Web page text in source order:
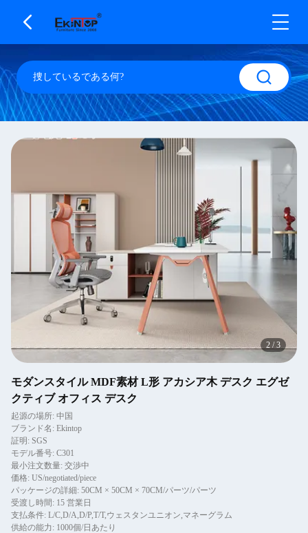
2 /3
モダンスタイル MDF素材 L形 アカシア木 デスク エグゼ
クティブ オフィス デスク
起源の場所: 中国
ブランド名: Ekintop
証明: SGS
モデル番号: C301
最小注文数量: 交渉中
価格: US/negotiated/piece
パッケージの詳細: 50CM × 50CM × 70CM/パーツ/パーツ
受渡し時間: 15 営業日
支払条件: L/C,D/A,D/P,T/T,ウェスタンユニオン,マネーグラム
供給の能力: 1000個/日あたり